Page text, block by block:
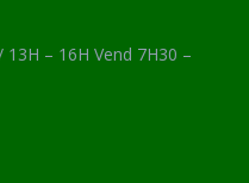
– 16H Vend 7H30 –